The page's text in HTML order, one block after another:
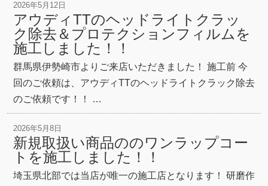
2026年5月12日
アウディTTのヘッドライトクラッ
ク除去＆プロテクションフィルムを
施工しました！！
群馬県伊勢崎市よりご来店いただきました！ 施工前 今
回のご依頼は、アウディTTのヘッドライトクラック除去
のご依頼です！！ …
2026年5月8日
新規取扱い商品ののワンラップコー
トを施工しました！！
埼玉県北部では当店が唯一の施工店となります！ 研磨作